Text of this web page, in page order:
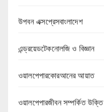
উপবন এক্সপ্রেসবাংলাদেশ
এন্ড্রয়েডটেকনোলজি ও বিজ্ঞান
ওয়ালপেপারকোরআনের আয়াত
ওয়ালপেপারজীবন সম্পর্কিত উক্তি